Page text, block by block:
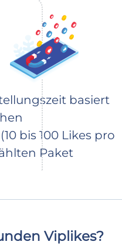
basiert
bis 100 Likes pro
Paket
Viplikes?